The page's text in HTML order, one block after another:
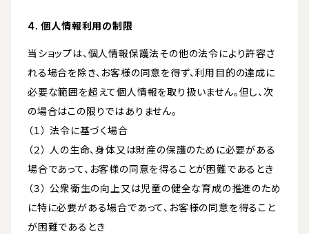
4. 個人情報利用の制限
当ショップは、個人情報保護法その他の法令により許容さ
れる場合を除き、お客様の同意を得ず、利用目的の達成に
必要な範囲を超えて個人情報を取り扱いません。但し、次
の場合はこの限りではありません。
（１） 法令に基づく場合
（２） 人の生命、身体又は財産の保護のために必要がある
場合であって、お客様の同意を得ることが困難であるとき
（３） 公衆衛生の向上又は児童の健全な育成の推進のため
に特に必要がある場合であって、お客様の同意を得ること
が困難であるとき